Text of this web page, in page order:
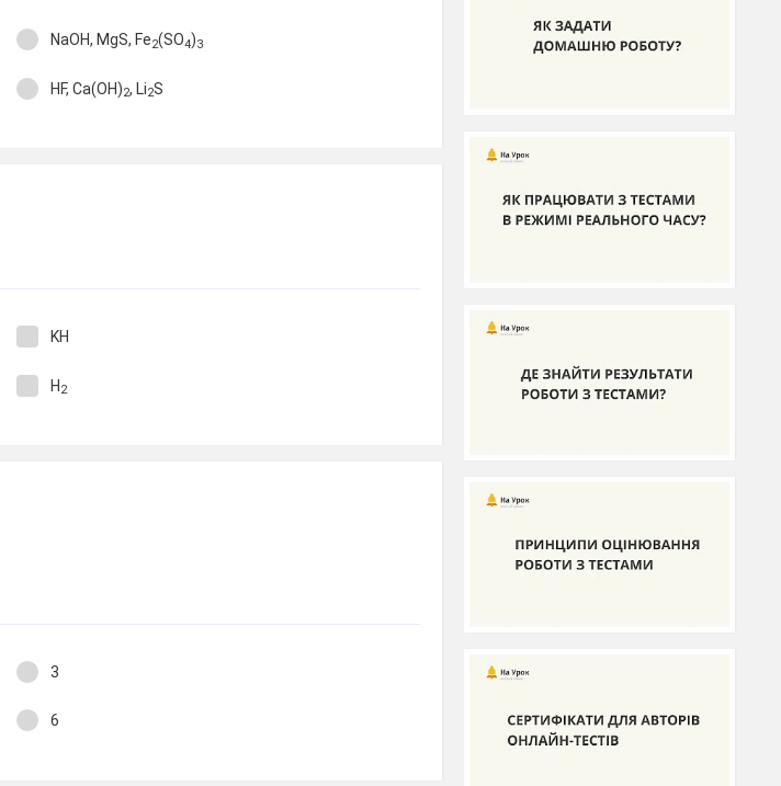
NaOH, MgS, Fe2(SO4)3
HF, Ca(OH)2, Li2S
KH
H2
3
6